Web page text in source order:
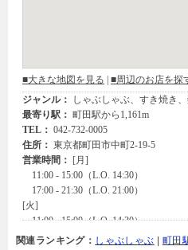
関連ランキング： しゃぶしゃぶ 町田